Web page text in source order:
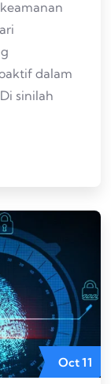
dalam
sinilah
Oct11